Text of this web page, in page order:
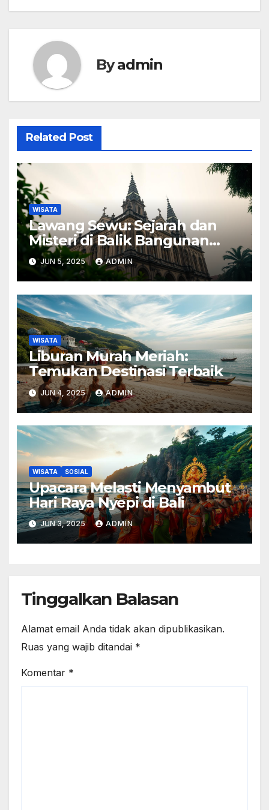
Byadmin
Related Post
WISATA
Lawang Sewu: Sejarah dan
Misteri di Balik Bangunan
Ikonik
JUN 5, 2025 ADMIN
WISATA
Liburan Murah Meriah:
Temukan Destinasi Terbaik
JUN 4, 2025 ADMIN
WISATA SOSIAL
Upacara Melasti Menyambut
Hari Raya Nyepi di Bali
JUN 3, 2025 ADMIN
Tinggalkan Balasan
Alamat email Anda tidak akan dipublikasikan.
Ruas yang wajib ditandai *
Komentar *